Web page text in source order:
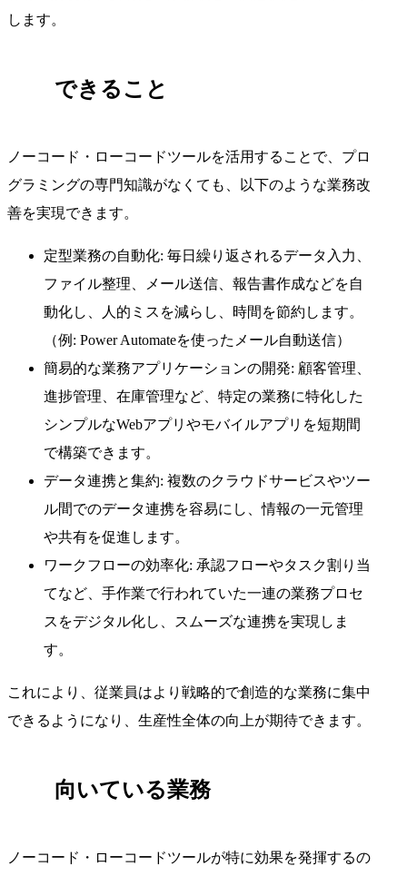
します。
できること
ノーコード・ローコードツールを活用することで、プロ
グラミングの専門知識がなくても、以下のような業務改
善を実現できます。
定型業務の自動化: 毎日繰り返されるデータ入力、
ファイル整理、メール送信、報告書作成などを自
動化し、人的ミスを減らし、時間を節約します。
（例: Power Automateを使ったメール自動送信）
簡易的な業務アプリケーションの開発: 顧客管理、
進捗管理、在庫管理など、特定の業務に特化した
シンプルなWebアプリやモバイルアプリを短期間
で構築できます。
データ連携と集約: 複数のクラウドサービスやツー
ル間でのデータ連携を容易にし、情報の一元管理
や共有を促進します。
ワークフローの効率化: 承認フローやタスク割り当
てなど、手作業で行われていた一連の業務プロセ
スをデジタル化し、スムーズな連携を実現しま
す。
これにより、従業員はより戦略的で創造的な業務に集中
できるようになり、生産性全体の向上が期待できます。
向いている業務
ノーコード・ローコードツールが特に効果を発揮するの